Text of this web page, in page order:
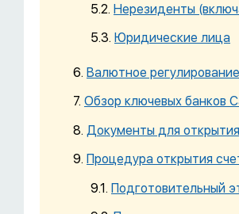
Нерезиденты
Юридические лица
Валютное регулирование
Обзор ключевых банков
Документы для
Процедура открытия
Подготовительный